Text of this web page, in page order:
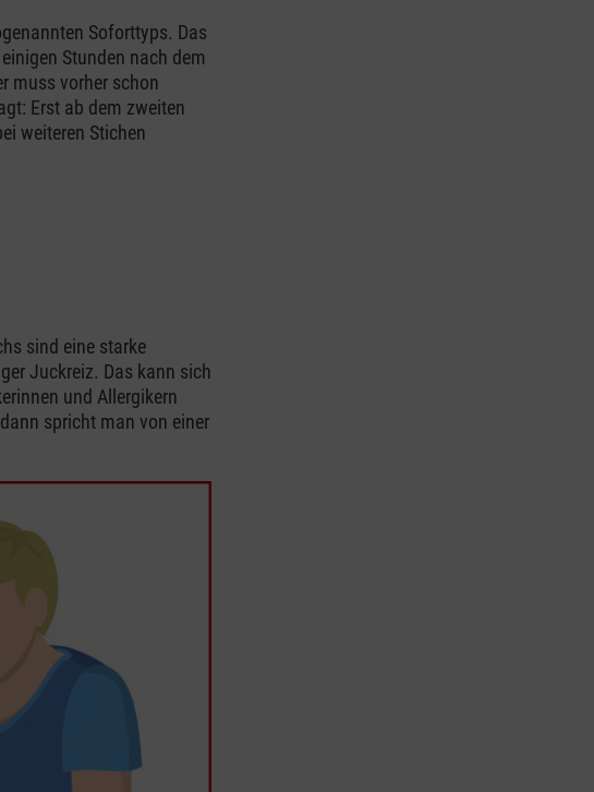
Soforttyps. Das
Stunden nach dem
muss vorher schon
Erst ab dem zweiten
weiteren Stichen
sind eine starke
Juckreiz. Das kann sich
und Allergikern
spricht man von einer